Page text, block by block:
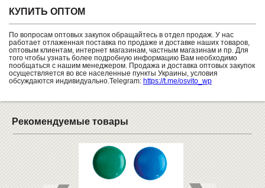
КУПИТЬ ОПТОМ
По вопросам оптовых закупок обращайтесь в отдел продаж. У нас
работает отлаженная поставка по продаже и доставке наших товаров,
оптовым клиентам, интернет магазинам, частным магазинам и пр. Для
того чтобы узнать более подробную информацию Вам необходимо
пообщаться с нашим менеджером. Продажа и доставка оптовых закупок
осуществляется во все населенные пункты Украины, условия
обсуждаются индивидуально.Telegram: https://t.me/osvito_wp
Рекомендуемые товары